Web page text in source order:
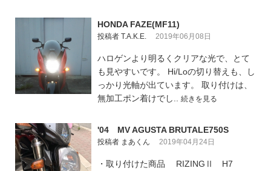
HONDA FAZE(MF11)
投稿者 T.A.K.E. 2019年06月08日
ハロゲンより明るくクリアな光で、とて
も見やすいです。 Hi/Loの切り替えも、し
っかり光軸が出ています。 取り付けは、
無加工ポン着けでし.. 続きを見る
'04 MV AGUSTA BRUTALE750S
投稿者 まあくん 2019年04月24日
・取り付けた商品 RIZINGⅡ H7